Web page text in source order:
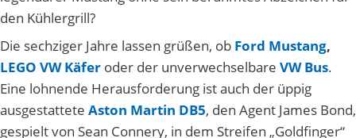
den Kühlergrill?
Die sechziger Jahre lassen grüßen, ob Ford Mustang,
LEGO VW Käfer oder der unverwechselbare VW Bus.
Eine lohnende Herausforderung ist auch der üppig
ausgestattete Aston Martin DB5, den Agent James Bond,
gespielt von Sean Connery, in dem Streifen „Goldfinger“